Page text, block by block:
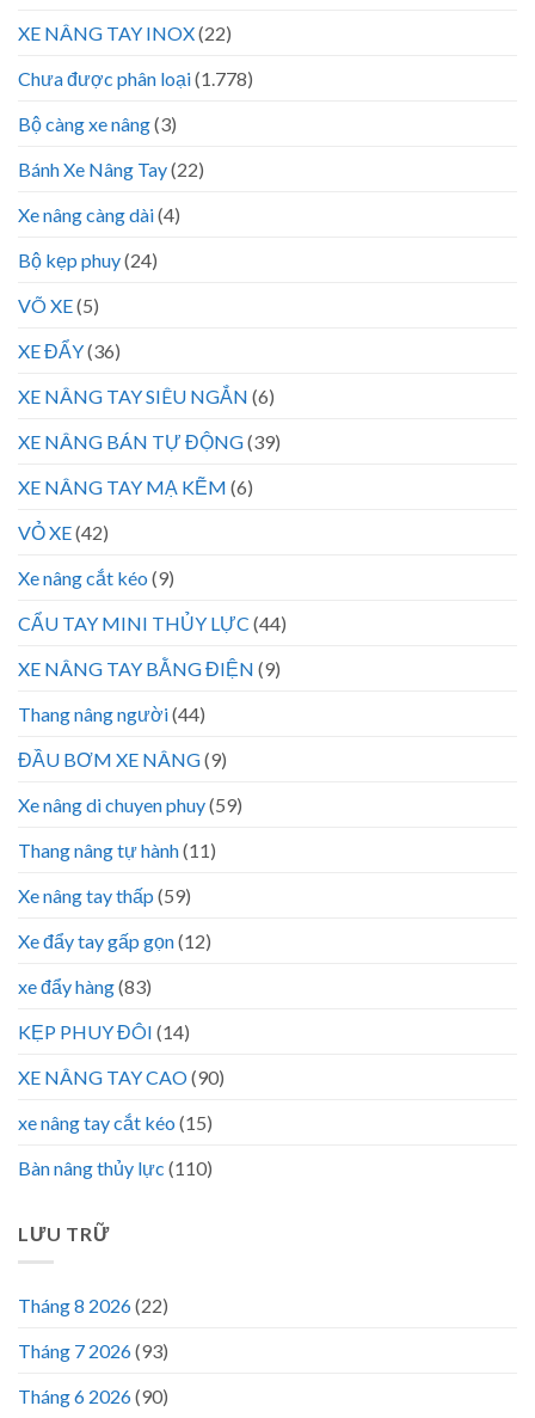
XE NÂNG TAY INOX(22)
Chưa được phân loại(1.778)
Bộ càng xe nâng(3)
Bánh Xe Nâng Tay(22)
Xe nâng càng dài(4)
Bộ kẹp phuy(24)
VÕ XE(5)
XE ĐẨY(36)
XE NÂNG TAY SIÊU NGẮN (6)
XE NÂNG BÁN TỰ ĐỘNG(39)
XE NÂNG TAY MẠ KẼM (6)
VỎ XE(42)
Xe nâng cắt kéo (9)
CẨU TAY MINI THỦY LỰC (44)
XE NÂNG TAY BẰNG ĐIỆN (9)
Thang nâng người(44)
ĐẦU BƠM XE NÂNG(9)
Xe nâng di chuyen phuy(59)
Thang nâng tự hành(11)
Xe nâng tay thấp (59)
Xe đẩy tay gấp gọn(12)
xe đẩy hàng(83)
KẸP PHUY ĐÔI (14)
XE NÂNG TAY CAO(90)
xe nâng tay cắt kéo (15)
Bàn nâng thủy lực (110)
LƯU TRỮ
Tháng 8 2026(22)
Tháng 7 2026(93)
Tháng 6 2026(90)